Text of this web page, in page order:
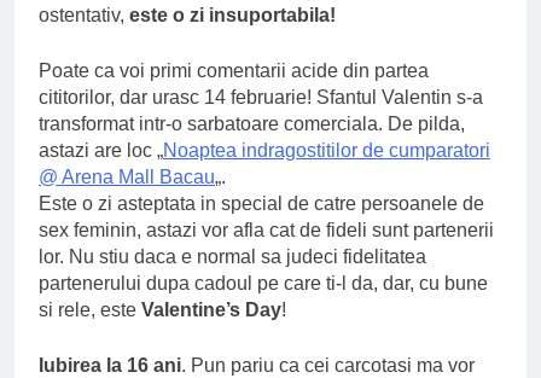
ostentativ, este o zi insuportabila!
Poate ca voi primi comentarii acide din partea
cititorilor, dar urasc 14 februarie! Sfantul Valentin s-a
transformat intr-o sarbatoare comerciala. De pilda,
astazi are loc „Noaptea indragostitilor de cumparatori
@ Arena Mall Bacau„.
Este o zi asteptata in special de catre persoanele de
sex feminin, astazi vor afla cat de fideli sunt partenerii
lor. Nu stiu daca e normal sa judeci fidelitatea
partenerului dupa cadoul pe care ti-l da, dar, cu bune
si rele, este Valentine’s Day!
Iubirea la 16 ani. Pun pariu ca cei carcotasi ma vor